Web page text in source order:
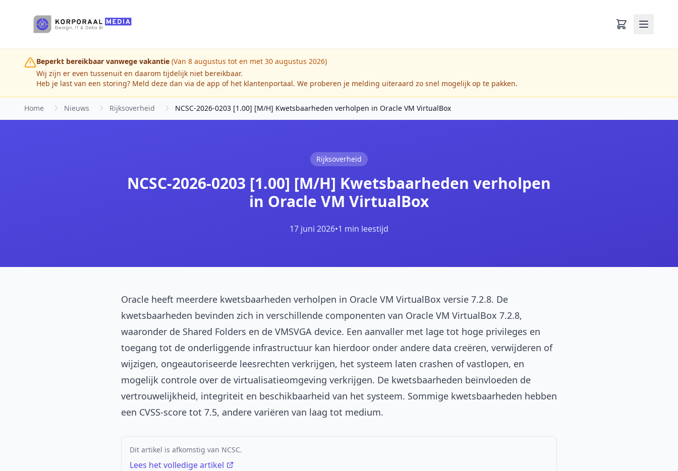
Beperkt bereikbaar vanwege vakantie (Van 8 augustus tot en met 30 augustus 2026)
Wij zijn er even tussenuit en daarom tijdelijk niet bereikbaar.
Heb je last van een storing? Meld deze dan via de app of het klantenportaal. We proberen je melding uiteraard zo snel mogelijk op te pakken.
Home Nieuws Rijksoverheid NCSC-2026-0203 [1.00] [M/H] Kwetsbaarheden verholpen in Oracle VM VirtualBox
Rijksoverheid
NCSC-2026-0203 [1.00] [M/H] Kwetsbaarheden verholpen
in Oracle VM VirtualBox
17 juni 2026•1 min leestijd
Oracle heeft meerdere kwetsbaarheden verholpen in Oracle VM VirtualBox versie 7.2.8. De
kwetsbaarheden bevinden zich in verschillende componenten van Oracle VM VirtualBox 7.2.8,
waaronder de Shared Folders en de VMSVGA device. Een aanvaller met lage tot hoge privileges en
toegang tot de onderliggende infrastructuur kan hierdoor onder andere data creëren, verwijderen of
wijzigen, ongeautoriseerde leesrechten verkrijgen, het systeem laten crashen of vastlopen, en
mogelijk controle over de virtualisatieomgeving verkrijgen. De kwetsbaarheden beïnvloeden de
vertrouwelijkheid, integriteit en beschikbaarheid van het systeem. Sommige kwetsbaarheden hebben
een CVSS-score tot 7.5, andere variëren van laag tot medium.
Dit artikel is afkomstig van NCSC.
Lees het volledige artikel